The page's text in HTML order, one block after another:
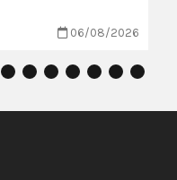
06/08/2026